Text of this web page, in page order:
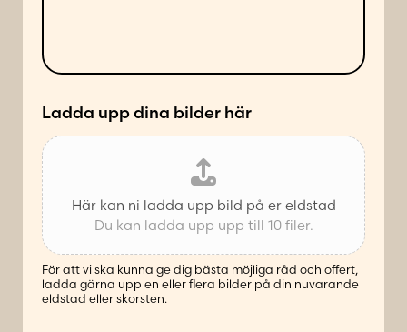
t
*
d
e
*
G
a
t
u
a
d
r
e
s
Ladda upp dina bilder här
Här kan ni ladda upp bild på er eldstad
Du kan ladda upp upp till 10 filer.
För att vi ska kunna ge dig bästa möjliga råd och offert,
ladda gärna upp en eller flera bilder på din nuvarande
eldstad eller skorsten.